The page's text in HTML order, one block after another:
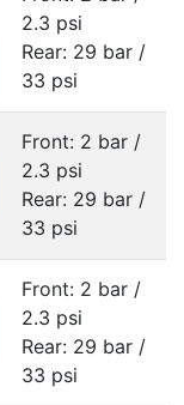
2.3 psi
Rear: 29 bar /
33 psi
Front: 2 bar /
2.3 psi
Rear: 29 bar /
33 psi
Front: 2 bar /
2.3 psi
Rear: 29 bar /
33 psi